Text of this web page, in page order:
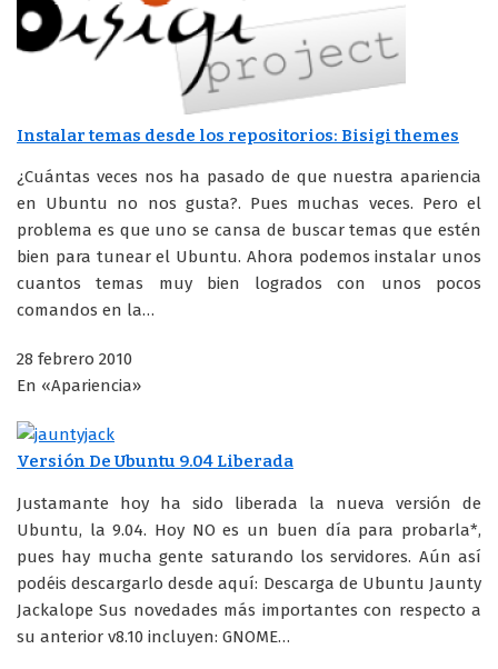
Instalar temas desde los repositorios: Bisigi themes
¿Cuántas veces nos ha pasado de que nuestra apariencia
en Ubuntu no nos gusta?. Pues muchas veces. Pero el
problema es que uno se cansa de buscar temas que estén
bien para tunear el Ubuntu. Ahora podemos instalar unos
cuantos temas muy bien logrados con unos pocos
comandos en la…
28 febrero 2010
En «Apariencia»
Versión De Ubuntu 9.04 Liberada
Justamante hoy ha sido liberada la nueva versión de
Ubuntu, la 9.04. Hoy NO es un buen día para probarla*,
pues hay mucha gente saturando los servidores. Aún así
podéis descargarlo desde aquí: Descarga de Ubuntu Jaunty
Jackalope Sus novedades más importantes con respecto a
su anterior v8.10 incluyen: GNOME…